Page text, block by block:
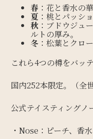
春 ：花と香水の
夏 ：桃とパッシ
秋 ：ブドウジュ
ルトの厚み。
冬 ：松葉とクロー
これら4つの樽をバッテ
国内252本限定。（全
公式テイスティングノ
・Nose：ピーチ、香